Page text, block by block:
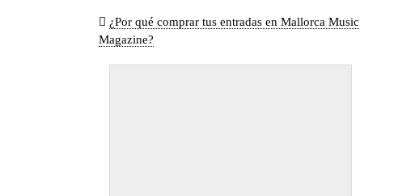
¿Por qué comprar tus entradas en Mallorca Music
Magazine?